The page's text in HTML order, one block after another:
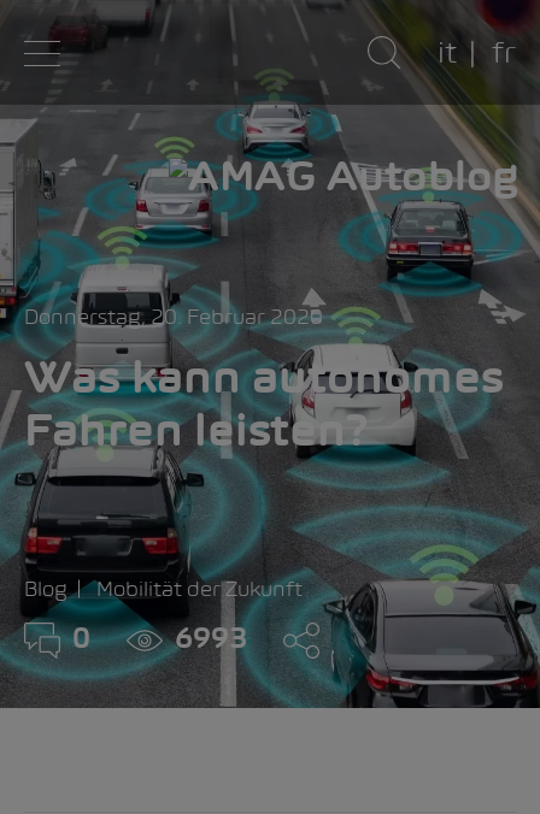
it fr
Donnerstag, 20. Februar 2020
Was kann autonomes
Fahren leisten?
Blog Mobilität der Zukunft
0 6993